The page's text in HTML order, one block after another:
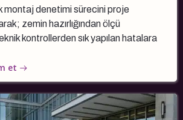
montaj denetimi sürecini proje
zemin hazırlığından ölçü
kontrollerden sık yapılan hatalara
et